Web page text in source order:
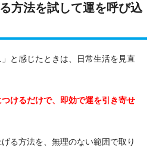
方法を試して運を呼び込
と感じたときは、日常生活を見直
けるだけで、即効で運を引き寄せ
る方法を、無理のない範囲で取り